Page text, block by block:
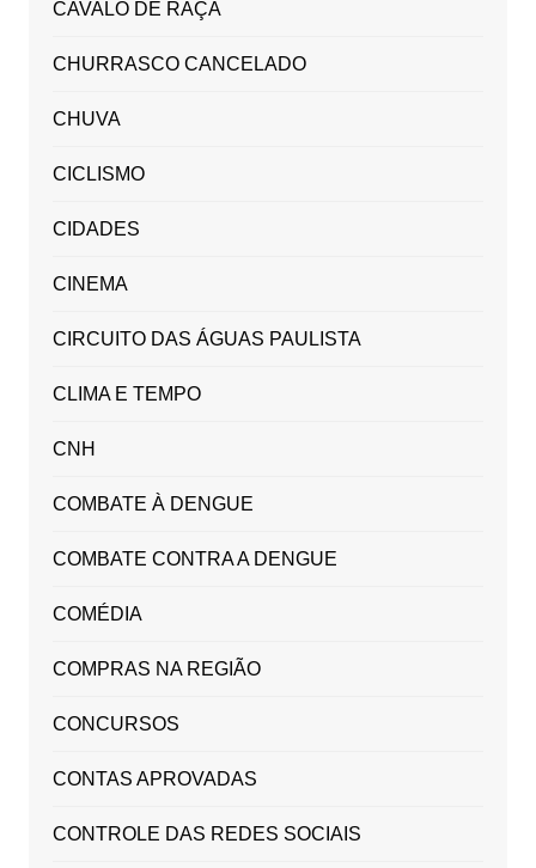
CAVALO DE RAÇA
CHURRASCO CANCELADO
CHUVA
CICLISMO
CIDADES
CINEMA
CIRCUITO DAS ÁGUAS PAULISTA
CLIMA E TEMPO
CNH
COMBATE À DENGUE
COMBATE CONTRA A DENGUE
COMÉDIA
COMPRAS NA REGIÃO
CONCURSOS
CONTAS APROVADAS
CONTROLE DAS REDES SOCIAIS